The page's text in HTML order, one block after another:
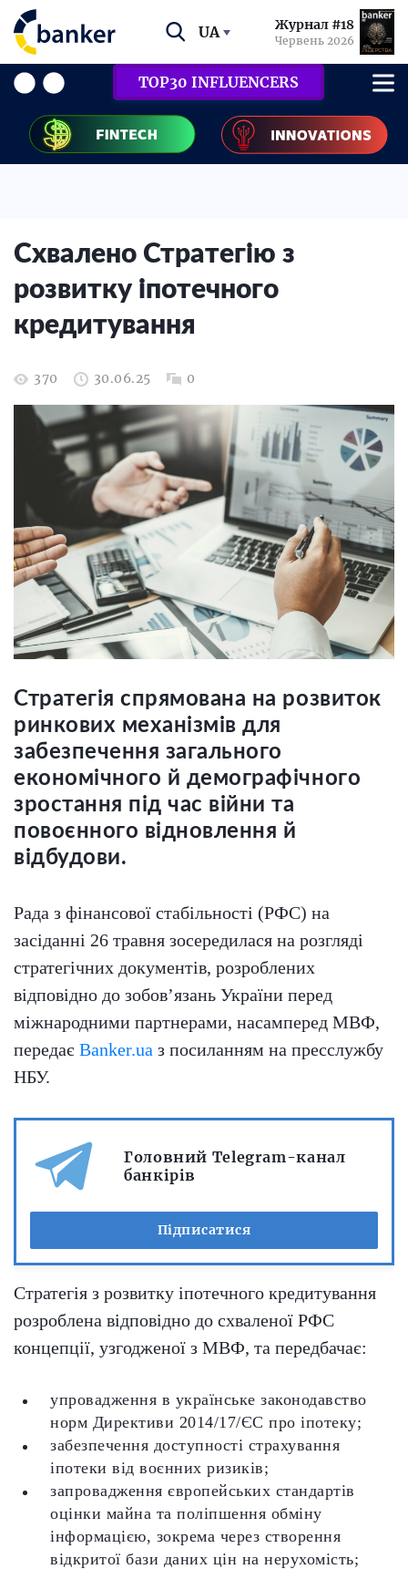
UA Журнал #18
Червень 2026
TOP30 INFLUENCERS
Схвалено Стратегію з
розвитку іпотечного
кредитування
370 30.06.25 0
Стратегія спрямована на розвиток
ринкових механізмів для
забезпечення загального
економічного й демографічного
зростання під час війни та
повоєнного відновлення й
відбудови.
Рада з фінансової стабільності (РФС) на
засіданні 26 травня зосередилася на розгляді
стратегічних документів, розроблених
відповідно до зобов’язань України перед
міжнародними партнерами, насамперед МВФ,
передає Banker.ua з посиланням на пресслужбу
НБУ.
Головний Telegram-канал
банкірів
Підписатися
Стратегія з розвитку іпотечного кредитування
розроблена відповідно до схваленої РФС
концепції, узгодженої з МВФ, та передбачає:
упровадження в українське законодавство
норм Директиви 2014/17/ЄС про іпотеку;
забезпечення доступності страхування
іпотеки від воєнних ризиків;
запровадження європейських стандартів
оцінки майна та поліпшення обміну
інформацією, зокрема через створення
відкритої бази даних цін на нерухомість;